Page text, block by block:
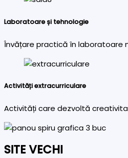
Laboratoare și tehnologie
Învățare practică în laboratoare
Activități extracurriculare
Activități care dezvoltă
SITE VECHI